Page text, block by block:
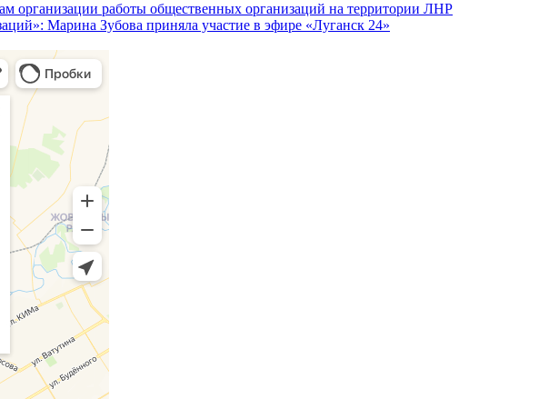
организации работы общественных организаций на территории ЛНР
Марина Зубова приняла участие в эфире «Луганск 24»